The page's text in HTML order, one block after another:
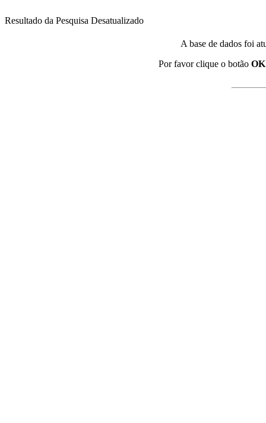
Resultado da Pesquisa Desatualizado
A base de dados foi
Por favor clique o botão OK